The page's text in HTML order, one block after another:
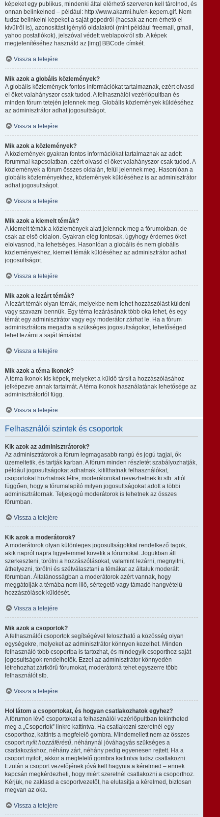
képeket egy publikus, mindenki által elérhető szerveren kell tárolnod, és
onnan belinkelned – például: http://www.akarmi.hu/en-kepem.gif. Nem
tudsz belinkelni képeket a saját gépedről (hacsak az nem érhető el
kívülről is), azonosítást igénylő oldalakról (mint például freemail, gmail,
yahoo postafiókok), jelszóval védett weblapokról stb. A képek
megjelenítéséhez használd az [img] BBCode címkét.
Vissza a tetejére
Mik azok a globális közlemények?
A globális közlemények fontos információkat tartalmaznak, ezért olvasd
el őket valahányszor csak tudod. A felhasználói vezérlőpultban és
minden fórum tetején jelennek meg. Globális közlemények küldéséhez
az adminisztrátor adhat jogosultságot.
Vissza a tetejére
Mik azok a közlemények?
A közlemények gyakran fontos információkat tartalmaznak az adott
fórummal kapcsolatban, ezért olvasd el őket valahányszor csak tudod. A
közlemények a fórum összes oldalán, felül jelennek meg. Hasonlóan a
globális közleményekhez, közlemények küldéséhez is az adminisztrátor
adhat jogosultságot.
Vissza a tetejére
Mik azok a kiemelt témák?
A kiemelt témák a közlemények alatt jelennek meg a fórumokban, de
csak az első oldalon. Gyakran elég fontosak, úgyhogy érdemes őket
elolvasnod, ha lehetséges. Hasonlóan a globális és nem globális
közleményekhez, kiemelt témák küldéséhez az adminisztrátor adhat
jogosultságot.
Vissza a tetejére
Mik azok a lezárt témák?
A lezárt témák olyan témák, melyekbe nem lehet hozzászólást küldeni
vagy szavazni bennük. Egy téma lezárásának több oka lehet, és egy
témát egy adminisztrátor vagy egy moderátor zárhat le. Ha a fórum
adminisztrátora megadta a szükséges jogosultságokat, lehetőséged
lehet lezárni a saját témáidat.
Vissza a tetejére
Mik azok a téma ikonok?
A téma ikonok kis képek, melyeket a küldő társít a hozzászólásához
jelképezve annak tartalmát. A téma ikonok használatának lehetősége az
adminisztrátortól függ.
Vissza a tetejére
Felhasználói szintek és csoportok
Kik azok az adminisztrátorok?
Az adminisztrátorok a fórum legmagasabb rangú és jogú tagjai, ők
üzemeltetik, és tartják karban. A fórum minden részletét szabályozhatják,
például jogosultságokat adhatnak, kitilthatnak felhasználókat,
csoportokat hozhatnak létre, moderátorokat nevezhetnek ki stb. attól
függően, hogy a fórumalapító milyen jogosultságokat adott a többi
adminisztrátornak. Teljesjogú moderátorok is lehetnek az összes
fórumban.
Vissza a tetejére
Kik azok a moderátorok?
A moderátorok olyan különleges jogosultságokkal rendelkező tagok,
akik napról napra figyelemmel követik a fórumokat. Jogukban áll
szerkeszteni, törölni a hozzászólásokat, valamint lezárni, megnyitni,
áthelyezni, törölni és szétválasztani a témákat az általuk moderált
fórumban. Általánosságban a moderátorok azért vannak, hogy
meggátolják a témába nem illő, sértegető vagy támadó hangvételű
hozzászólások küldését.
Vissza a tetejére
Mik azok a csoportok?
A felhasználói csoportok segítségével felosztható a közösség olyan
egységekre, melyeket az adminisztrátor könnyen kezelhet. Minden
felhasználó több csoportba is tartozhat, és mindegyik csoporthoz saját
jogosultságok rendelhetők. Ezzel az adminisztrátor könnyedén
létrehozhat zártkörű fórumokat, moderátorrá tehet egyszerre több
felhasználót stb.
Vissza a tetejére
Hol látom a csoportokat, és hogyan csatlakozhatok egyhez?
A fórumon lévő csoportokat a felhasználói vezérlőpultban tekintheted
meg a „Csoportok” linkre kattintva. Ha csatlakozni szeretnél egy
csoporthoz, kattints a megfelelő gombra. Mindemellett nem az összes
csoportnyílt hozzáférésű, néhánynál jóváhagyás szükséges a
csatlakozáshoz, néhány zárt, néhány pedig egyenesen rejtett. Ha a
csoport nyitott, akkor a megfelelő gombra kattintva tudsz csatlakozni.
Ezután a csoport vezetőjének jóvá kell hagynia a kérelmed – ennek
kapcsán megkérdezheti, hogy miért szeretnél csatlakozni a csoporthoz.
Kérjük, ne zaklasd a csoportvezetőt, ha elutasítja a kérelmed, biztosan
megvan az oka.
Vissza a tetejére